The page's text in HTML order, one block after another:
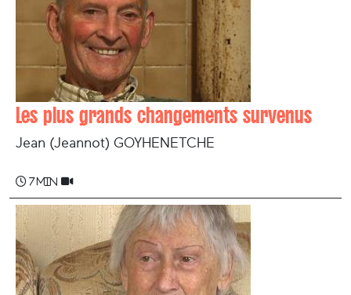
Les plus grands changements survenus
Jean (Jeannot) GOYHENETCHE
7 min